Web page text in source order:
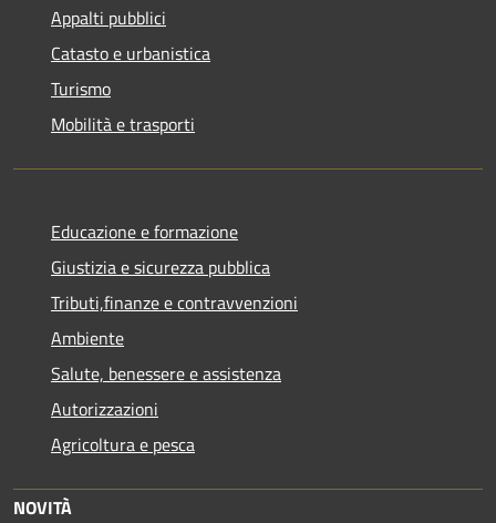
Appalti pubblici
Catasto e urbanistica
Turismo
Mobilità e trasporti
Educazione e formazione
Giustizia e sicurezza pubblica
Tributi,finanze e contravvenzioni
Ambiente
Salute, benessere e assistenza
Autorizzazioni
Agricoltura e pesca
NOVITÀ